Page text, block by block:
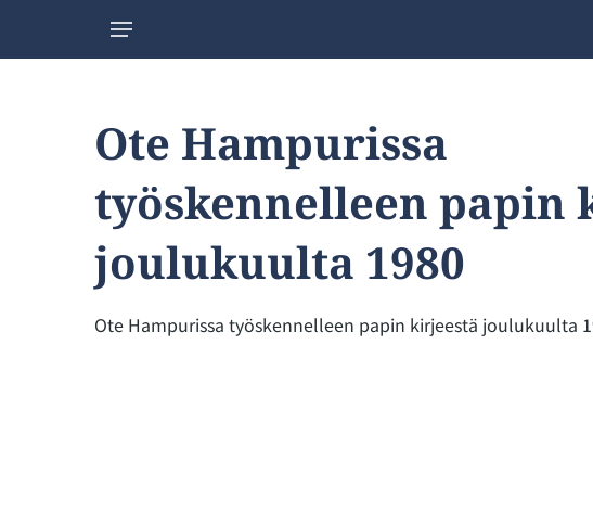
Ote Hampurissa
työskennelleen papin
joulukuulta 1980
Ote Hampurissa työskennelleen papin kirjeestä joulukuulta